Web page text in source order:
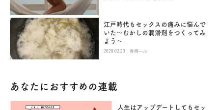
江戸時代もセックスの痛みに悩んで
いた～むかしの潤滑剤をつくってみ
よう～
2020.02.23 |春画―ル
あなたにおすすめの連載
人生はアップデートしてもセッ